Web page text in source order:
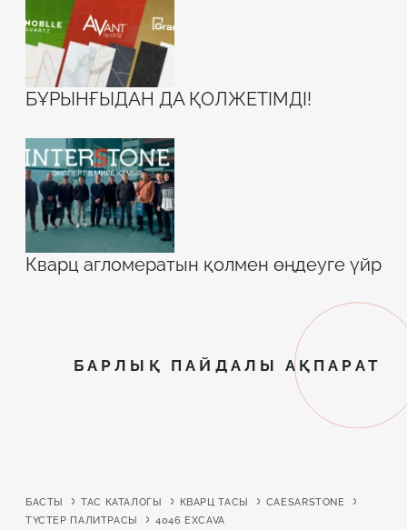
БҰРЫНҒЫДАН ДА ҚОЛЖЕТІМДІ!
Кварц агломератын қолмен өңдеуге
БАРЛЫҚ ПАЙДАЛЫ АҚПАРАТ
БАСТЫ ТАС КАТАЛОГЫ КВАРЦ ТАСЫ
CAESARSTONE
ТҮСТЕР ПАЛИТРАСЫ
4046 EXCAVA